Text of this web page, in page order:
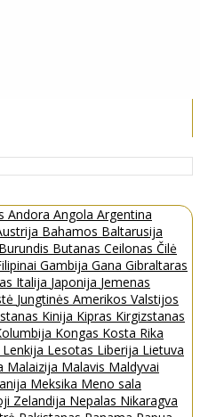
Andora Angola Argentina
Bahamos Baltarusija
Burundis Butanas Ceilonas Čilė
Gambija Gana Gibraltaras
Italija Japonija Jemenas
Jungtinės Amerikos Valstijos
Kinija Kipras Kirgizstanas
Kongas Kosta Rika
Lenkija Lesotas Liberija Lietuva
Malaizija Malavis Maldyvai
Meksika Meno sala
Zelandija Nepalas Nikaragva